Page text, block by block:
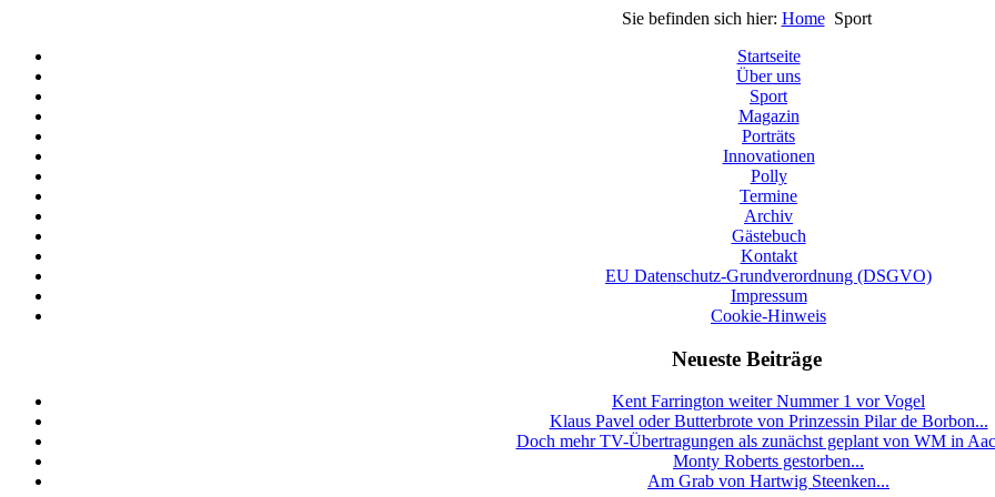
Sie befinden sich hier: Home Sport
Startseite
Über uns
Sport
Magazin
Porträts
Innovationen
Polly
Termine
Archiv
Gästebuch
Kontakt
EU Datenschutz-Grundverordnung (DSGVO)
Impressum
Cookie-Hinweis
Neueste Beiträge
Kent Farrington weiter Nummer 1 vor Vogel
Klaus Pavel oder Butterbrote von Prinzessin Pilar de Borbon...
Doch mehr TV-Übertragungen als zunächst geplant von WM in
Monty Roberts gestorben...
Am Grab von Hartwig Steenken...